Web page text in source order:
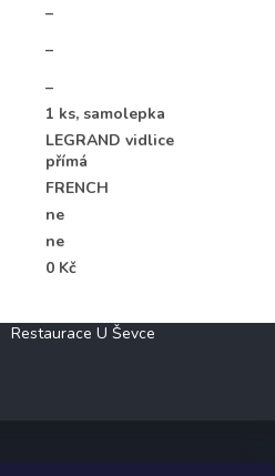
–
–
–
1 ks, samolepka
LEGRAND vidlice
přímá
FRENCH
ne
ne
0 Kč
Restaurace U Ševce